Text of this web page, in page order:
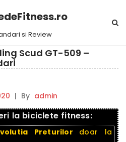
si Review
Scud GT-509 –
| By admin
la biciclete fitness:
Preturilor doar la